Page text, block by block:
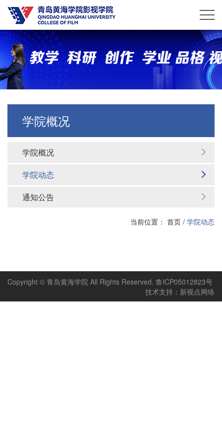
学院概况
学院概况
学院动态
通知公告
当前位置： 首页 / 学院动态
Copyright © 青岛黄海学院 All Rights Reserved. 鲁ICP05012823号
技术支持：新视点网络